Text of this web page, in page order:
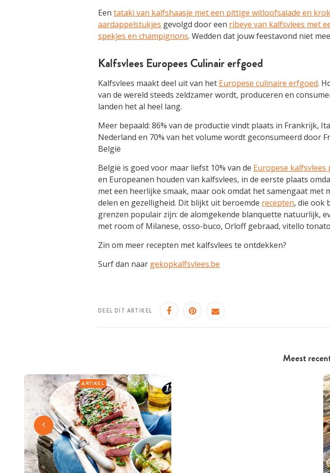
Meest
ARTIKEL
Een tataki van kalfshaasje met een pittige witloofsalade en
aardappelstukjes gevolgd door een ribeye van kalfsvlees met
spekjes en champignons. Wedden dat jouw feestavond niet
Kalfsvlees Europees Culinair erfgoed
Kalfsvlees maakt deel uit van het Europese culinaire erfgoed.
van de wereld steeds zeldzamer wordt, produceren en
landen het al heel lang.
Meer bepaald: 86% van de productie vindt plaats in Frankrijk,
Nederland en 70% van het volume wordt geconsumeerd door
België
België is goed voor maar liefst 10% van de Europese kalfsvlees
en Europeanen houden van kalfsvlees, in de eerste plaats
met een heerlijke smaak, maar ook omdat het samengaat met
delen en gezelligheid. Dit blijkt uit beroemde recepten, die ook
grenzen populair zijn: de alomgekende blanquette natuurlijk,
met room of Milanese, osso-buco, Orloff gebraad, vitello
Zin om meer recepten met kalfsvlees te ontdekken?
Surf dan naar gekopkalfsvlees.be
DEEL DIT ARTIKEL